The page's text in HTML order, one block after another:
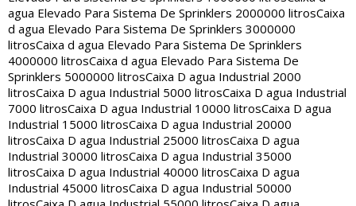
agua Elevado Para Sistema De Sprinklers 2000000 litrosCaixa
d agua Elevado Para Sistema De Sprinklers 3000000
litrosCaixa d agua Elevado Para Sistema De Sprinklers
4000000 litrosCaixa d agua Elevado Para Sistema De
Sprinklers 5000000 litrosCaixa D agua Industrial 2000
litrosCaixa D agua Industrial 5000 litrosCaixa D agua Industrial
7000 litrosCaixa D agua Industrial 10000 litrosCaixa D agua
Industrial 15000 litrosCaixa D agua Industrial 20000
litrosCaixa D agua Industrial 25000 litrosCaixa D agua
Industrial 30000 litrosCaixa D agua Industrial 35000
litrosCaixa D agua Industrial 40000 litrosCaixa D agua
Industrial 45000 litrosCaixa D agua Industrial 50000